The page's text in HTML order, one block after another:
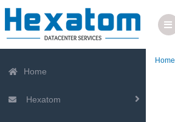
Home
Hexatom
Home